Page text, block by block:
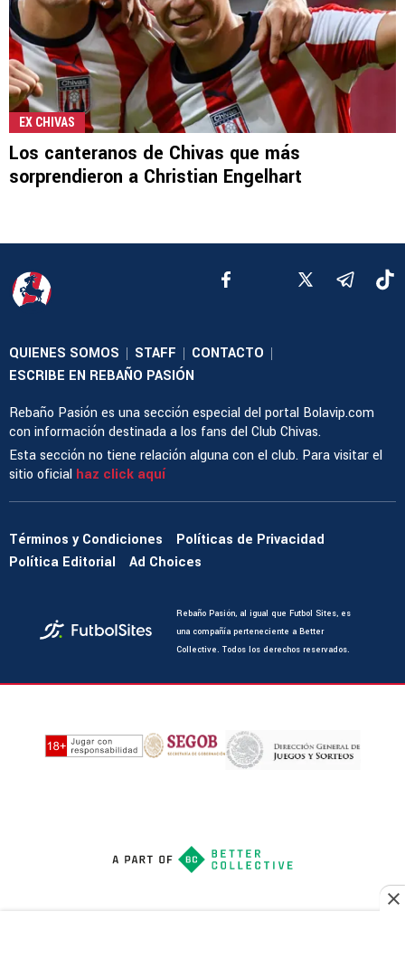
EX CHIVAS
Los canteranos de Chivas que más
sorprendieron a Christian Engelhart
QUIENES SOMOS | STAFF | CONTACTO |
ESCRIBE EN REBAÑO PASIÓN
Rebaño Pasión es una sección especial del portal Bolavip.com
con información destinada a los fans del Club Chivas.
Esta sección no tiene relación alguna con el club. Para visitar el
sitio oficial haz click aquí
Términos y Condiciones
Políticas de Privacidad
Política Editorial
Ad Choices
Rebaño Pasión, al igual que Futbol Sites, es
una compañía perteneciente a Better
Collective. Todos los derechos reservados.